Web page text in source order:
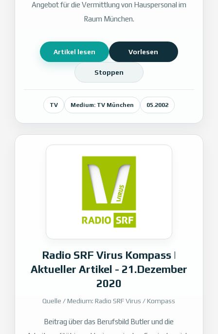
Angebot für die Vermittlung von Hauspersonal im
Raum München.
Artikel lesen Vorlesen
Stoppen
TV Medium: TV München 05.2002
Radio SRF Virus Kompass |
Aktueller Artikel - 21.Dezember
2020
Quelle / Medium: Radio SRF Virus / Kompass
Beitrag über das Berufsbild Butler und die